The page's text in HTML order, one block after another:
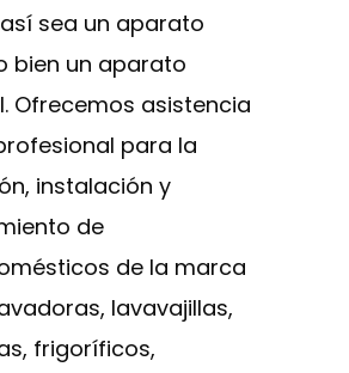
sea un aparato
bien un aparato
Ofrecemos asistencia
para la
instalación y
de
de la marca
lavavajillas,
frigoríficos,